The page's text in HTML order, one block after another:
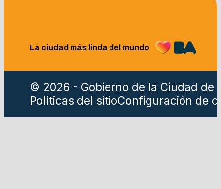
La ciudad más linda del mundo
© 2026 - Gobierno de la Ciudad de
Políticas del sitioConfiguración de